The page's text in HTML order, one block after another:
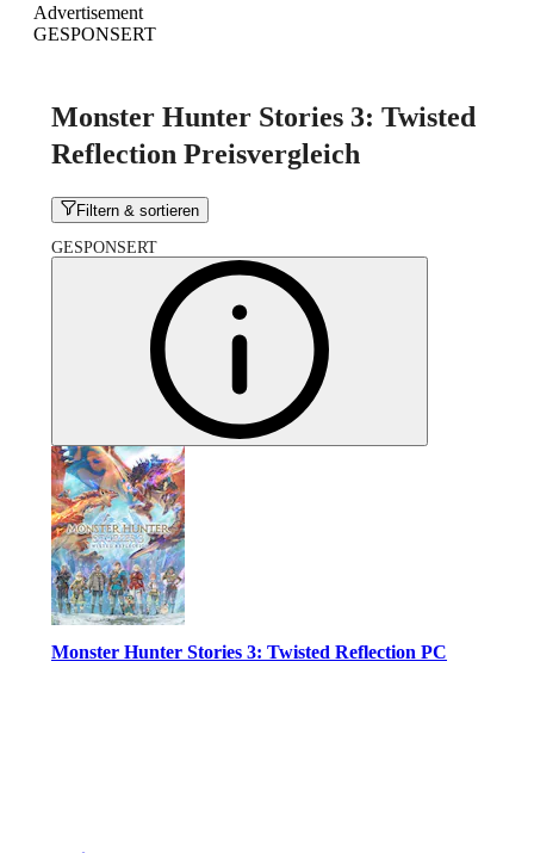
Advertisement
GESPONSERT
Monster Hunter Stories 3: Twisted
Reflection Preisvergleich
Filtern & sortieren
GESPONSERT
Monster Hunter Stories 3: Twisted Reflection PC